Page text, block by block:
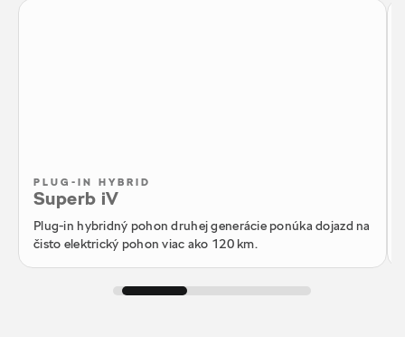
PLUG-IN HYBRID
Superb iV
Plug-in hybridný pohon druhej generácie ponúka dojazd na
čisto elektrický pohon viac ako 120 km.